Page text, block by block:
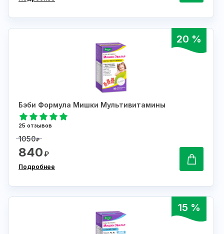
20 %
Бэби Формула Мишки Мультивитамины
25 отзывов
1050₽
840₽
Подробнее
15 %